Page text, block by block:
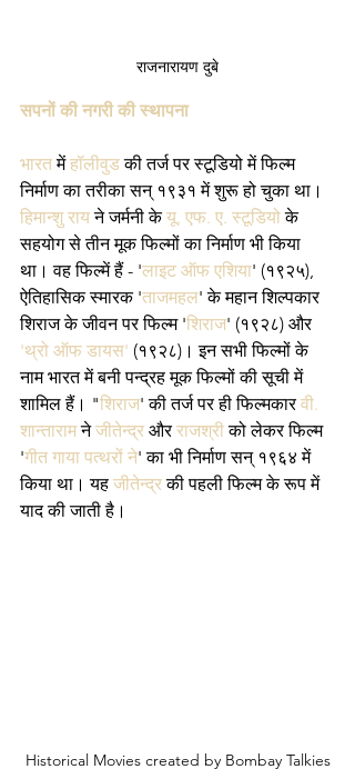
राजनारायण दुबे
सपनों की नगरी की स्थापना
भारत में हॉलीवुड की तर्ज पर स्टूडियो में फिल्म
निर्माण का तरीका सन् १९३१ में शुरू हो चुका था।
हिमान्शु राय ने जर्मनी के यू. एफ. ए. स्टूडियो के
सहयोग से तीन मूक फिल्मों का निर्माण भी किया
था। वह फिल्में हैं - 'लाइट ऑफ एशिया' (१९२५),
ऐतिहासिक स्मारक 'ताजमहल' के महान शिल्पकार
शिराज के जीवन पर फिल्म 'शिराज' (१९२८) और
'थ्रो ऑफ डायस' (१९२८)। इन सभी फिल्मों के
नाम भारत में बनी पन्द्रह मूक फिल्मों की सूची में
शामिल हैं। "शिराज' की तर्ज पर ही फिल्मकार वी.
शान्ताराम ने जीतेन्द्र और राजश्री को लेकर फिल्म
'गीत गाया पत्थरों ने' का भी निर्माण सन् १९६४ में
किया था। यह जीतेन्द्र की पहली फिल्म के रूप में
याद की जाती है।
Historical Movies created by Bombay Talkies